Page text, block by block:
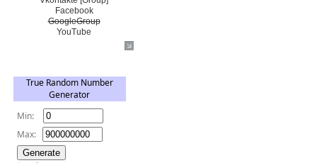
Facebook
GoogleGroup
YouTube